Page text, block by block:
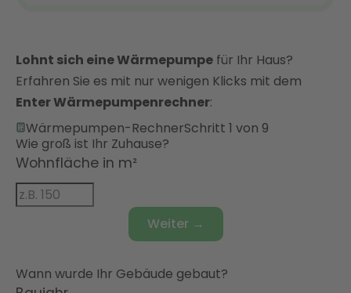
Lohnt sich eine Wärmepumpe für Ihr Haus?
Erfahren Sie es mit nur wenigen Klicks mit dem
Enter Wärmepumpenrechner:
Wärmepumpen-RechnerSchritt 1 von 9
Wie groß ist Ihr Zuhause?
Wohnfläche in m²
Weiter →
Wann wurde Ihr Gebäude gebaut?